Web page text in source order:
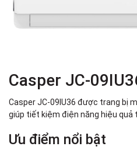
Casper JC-
Casper JC-09IU36 được trang bị
giúp tiết kiệm điện năng hiệu quả
Ưu điểm nổi bật